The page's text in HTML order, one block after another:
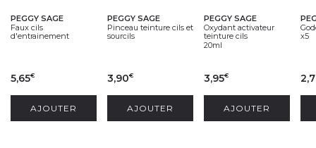
PEGGY SAGE
Faux cils
d'entrainement
5,65€
AJOUTER
PEGGY SAGE
Pinceau teinture cils et
sourcils
3,90€
AJOUTER
PEGGY SAGE
Oxydant activateur
teinture cils
20ml
3,95€
AJOUTER
x5